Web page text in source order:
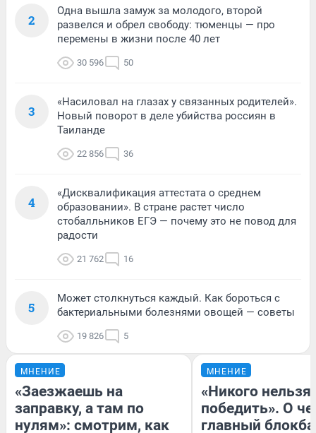
2
Одна вышла замуж за молодого, второй
развелся и обрел свободу: тюменцы — про
перемены в жизни после 40 лет
30 596 50
3
«Насиловал на глазах у связанных родителей».
Новый поворот в деле убийства россиян в
Таиланде
22 856 36
4
«Дисквалификация аттестата о среднем
образовании». В стране растет число
стобалльников ЕГЭ — почему это не повод для
радости
21 762 16
5
Может столкнуться каждый. Как бороться с
бактериальными болезнями овощей — советы
19 826 5
МНЕНИЕ
«Заезжаешь на
заправку, а там по
нулям»: смотрим, как
МНЕНИЕ
«Никого нельзя
победить». О
главный